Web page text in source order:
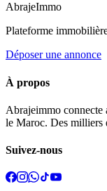
AbrajeImmo
Plateforme
Déposer une annonce
À propos
Abrajeimmo connecte
le Maroc. Des milliers
Suivez-nous